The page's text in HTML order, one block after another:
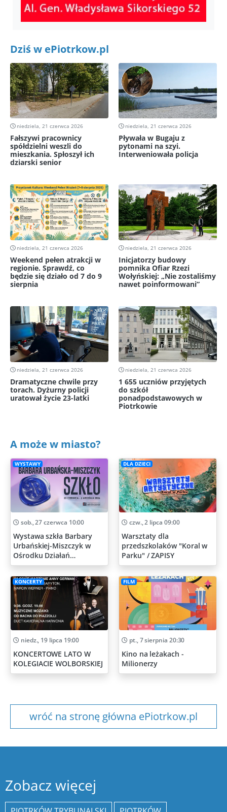
Dziś w ePiotrkow.pl
niedziela, 21 czerwca 2026
Fałszywi pracownicy
spółdzielni weszli do
mieszkania. Spłoszył ich
dziarski senior
niedziela, 21 czerwca 2026
Pływała w Bugaju z
pytonami na szyi.
Interweniowała policja
niedziela, 21 czerwca 2026
Weekend pełen atrakcji w
regionie. Sprawdź, co
będzie się działo od 7 do 9
sierpnia
niedziela, 21 czerwca 2026
Inicjatorzy budowy
pomnika Ofiar Rzezi
Wołyńskiej: „Nie zostaliśmy
nawet poinformowani”
niedziela, 21 czerwca 2026
Dramatyczne chwile przy
torach. Dyżurny policji
uratował życie 23-latki
niedziela, 21 czerwca 2026
1 655 uczniów przyjętych
do szkół
ponadpodstawowych w
Piotrkowie
A może w miasto?
WYSTAWY
sob., 27 czerwca 10:00
Wystawa szkła Barbary
Urbańskiej-Miszczyk w
Ośrodku Działań
Artystycznych
DLA DZIECI
czw., 2 lipca 09:00
Warsztaty dla
przedszkolaków "Koral w
Parku" / ZAPISY
KONCERTY
niedz., 19 lipca 19:00
KONCERTOWE LATO W
KOLEGIACIE WOLBORSKIEJ
FILM
pt., 7 sierpnia 20:30
Kino na leżakach -
Milionerzy
wróć na stronę główna ePiotrkow.pl
Zobacz więcej